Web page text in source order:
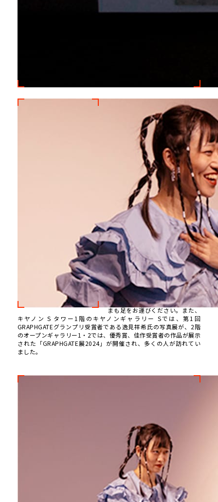
山口氏の作品『CANDY STORE』
は、「多様性」をテーマに描いた
映像作品で、『「多様性」という
概念のもと、ありのままの意思や
あり方が調整された先にあるもの
は、本当に多様性なのだろうか』
と投げかけるもの。内省的で目に
見えない疑問を、かわいく、ポッ
プに表現しながら、鑑賞者に深く
考えさせられる手法が高く評価さ
れました。また、グランプリ選考
会のプレゼンテーションで山口氏
が語った、個展で発表する新作の
構想内容にも期待が寄せられてい
ました。グランプリを受賞した山
口氏には、賞金100万円が贈られ
るほか、3年間の機材サポートや
テクニカルサポートを実施。さら
に、2025年にキヤノンギャラリー
Sでの個展が開催される予定で
す。また、優秀賞となった遠藤励
氏、玉昇沅氏、篠田岬輝氏、長谷
川尚子氏の4名はキヤノンギャラ
リー銀座、大阪での巡回展を開催
予定。個展開催の折は、ぜひ皆さ
まも足をお運びください。また、
キヤノン S タワー1階のキヤノンギャラリー Sでは、第1回
GRAPHGATEグランプリ受賞者である逸見祥希氏の写真展が、2階
のオープンギャラリー1・2では、優秀賞、佳作受賞者の作品が展示
された「GRAPHGATE展2024」が開催され、多くの人が訪れてい
ました。